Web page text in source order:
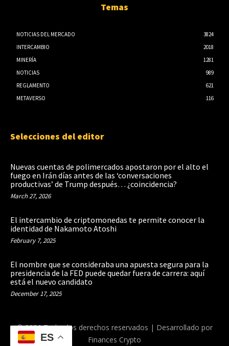
Temas
NOTICIAS DEL MERCADO
3824
INTERCAMBIO
2018
MINERÍA
1281
NOTICIAS
989
REGLAMENTO
621
METAVERSO
116
Selecciones del editor
Nuevas cuentas de polimercados apostaron por el alto el
fuego en Irán días antes de las ‘conversaciones
productivas’ de Trump después… ¿coincidencia?
March 27, 2026
El intercambio de criptomonedas te permite conocer la
identidad de Nakamoto Atoshi
February 7, 2025
El nombre que se consideraba una apuesta segura para la
presidencia de la FED puede quedar fuera de carrera: aquí
está el nuevo candidato
December 17, 2025
© 2026 Todos los derechos reservados | Desarrollado por
Finances Crypto
ES